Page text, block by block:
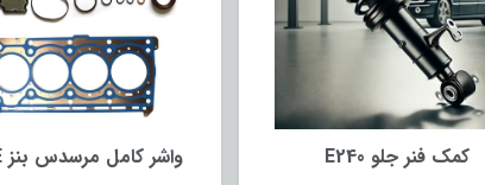
کمک فنر جلو E240 واشر کامل مرسدس بنز E کلاس